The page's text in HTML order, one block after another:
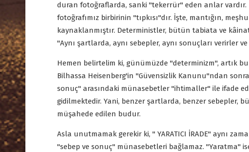
duran fotoğraflarda, sanki "tekerrür" eden anlar vardır.
fotoğrafımız birbirinin "tıpkısı"dır. İşte, mantığın,
kaynaklanmıştır. Deterministler, bütün tabiata ve
"Aynı şartlarda, aynı sebepler, aynı sonuçları verirler
Hemen belirtelim ki, günümüzde "determinizm", artık
Bilhassa Heisenberg'in "Güvensizlik Kanunu"ndan
sonuç" arasındaki münasebetler "ihtimaller" ile ifade
gidilmektedir. Yani, benzer şartlarda, benzer sebepler,
müşahede edilen budur.
Asla unutmamak gerekir ki, " YARATICI İRADE" aynı
"sebep ve sonuç" münasebetleri bağlamaz. "Yaratma"